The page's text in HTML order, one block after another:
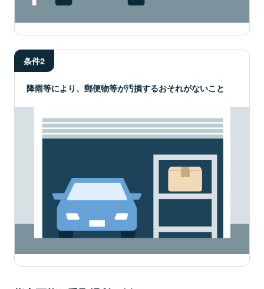
条件2
降雨等により、郵便物等が汚損するおそれがないこと